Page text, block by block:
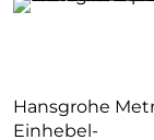
Hansgrohe
Einhebel-